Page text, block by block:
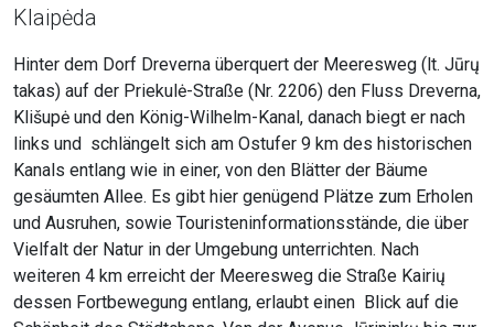
Klaipėda
Hinter dem Dorf Dreverna überquert der Meeresweg (lt. Jūrų
takas) auf der Priekulė-Straße (Nr. 2206) den Fluss Dreverna,
Klišupė und den König-Wilhelm-Kanal, danach biegt er nach
links und schlängelt sich am Ostufer 9 km des historischen
Kanals entlang wie in einer, von den Blätter der Bäume
gesäumten Allee. Es gibt hier genügend Plätze zum Erholen
und Ausruhen, sowie Touristeninformationsstände, die über
Vielfalt der Natur in der Umgebung unterrichten. Nach
weiteren 4 km erreicht der Meeresweg die Straße Kairių
dessen Fortbewegung entlang, erlaubt einen Blick auf die